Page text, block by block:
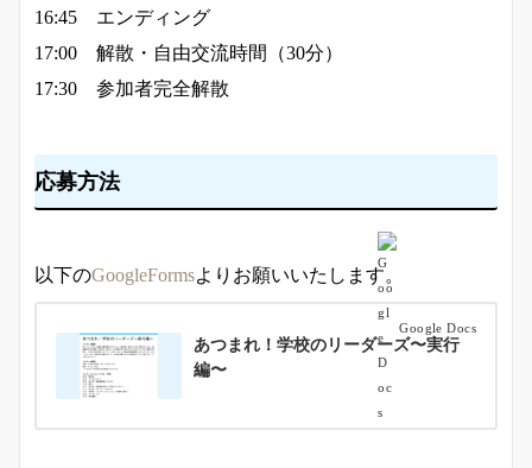
16:45 エンディング
17:00 解散・自由交流時間（30分）
17:30 参加者完全解散
応募方法
以下のGoogleFormsよりお願いいたします。
あつまれ！学校のリーダーズ〜実行
編〜
Google Docs